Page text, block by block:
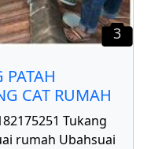
3
PATAH
CAT RUMAH
Tukang
rumah Ubahsuai